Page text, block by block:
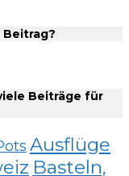
Beiträge für
Ausflüge
Basteln,